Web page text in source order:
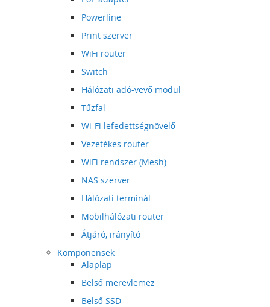
Powerline
Print szerver
WiFi router
Switch
Hálózati adó-vevő modul
Tűzfal
Wi-Fi lefedettségnövelő
Vezetékes router
WiFi rendszer (Mesh)
NAS szerver
Hálózati terminál
Mobilhálózati router
Átjáró, irányító
Komponensek
Alaplap
Belső merevlemez
Belső SSD